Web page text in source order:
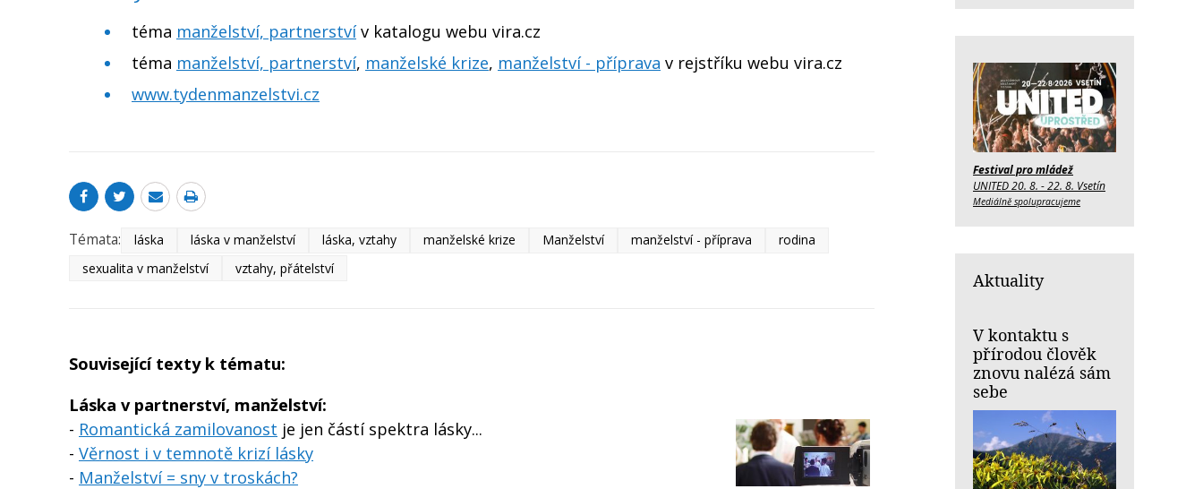
téma manželství, partnerstvív katalogu webu vira.cz
téma manželství, partnerství, manželské krize, manželství - příprava v rejstříku webu vira.cz
www.tydenmanzelstvi.cz
Témata: láska láska v manželství láska, vztahy manželské krize Manželství manželství - příprava
rodina
sexualita v manželství
vztahy, přátelství
Související texty k tématu:
Láska v partnerství, manželství:
- Romantická zamilovanost je jen částí spektra lásky...
- Věrnost i v temnotě krizí lásky
- Manželství = sny v troskách?
Festival pro mládež
UNITED 20. 8. - 22. 8. Vsetín
Mediálně spolupracujeme
Aktuality
V kontaktu s
přírodou člověk
znovu nalézá sám
sebe